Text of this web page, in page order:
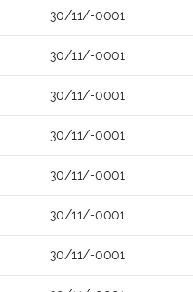
30/11/-0001
30/11/-0001
30/11/-0001
30/11/-0001
30/11/-0001
30/11/-0001
30/11/-0001